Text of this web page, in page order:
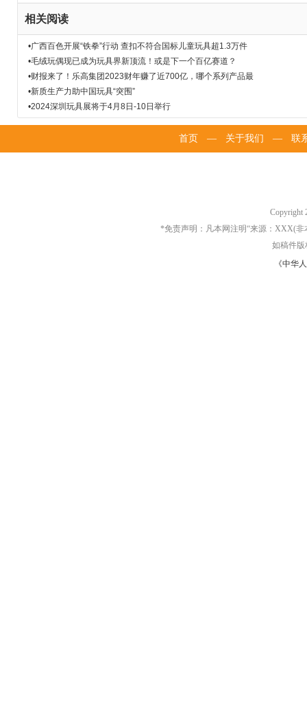
相关阅读
•广西百色开展“铁拳”行动 查扣不符合国标儿童玩具超1.3万件
•毛绒玩偶现已成为玩具界新顶流！或是下一个百亿赛道？
•财报来了！乐高集团2023财年赚了近700亿，哪个系列产品最
•新质生产力助中国玩具“突围”
•2024深圳玩具展将于4月8日-10日举行
首页 — 关于我们 — 联
Copyright
*免责声明：凡本网注明“来源：XXX(
如稿件版
《中华